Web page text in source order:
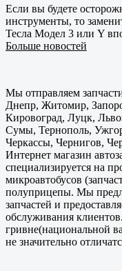
Если вы будете
инструменты, то
Тесла Модел 3 или Y
Больше новостей
Мы отправляем
Днепр, Житомир,
Кировоград, Луцк,
Сумы, Тернополь,
Черкассы, Чернигов,
Интернет магазин
специализируется на
микроавтобусов
полуприцепы. Мы
запчастей и
обслуживания
гривне(национальной
не значительно